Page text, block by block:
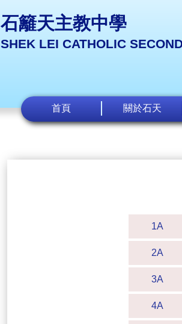
石籬天主教中學
SHEK LEI CATHOLIC
首頁 關於石天
1A
2A
3A
4A